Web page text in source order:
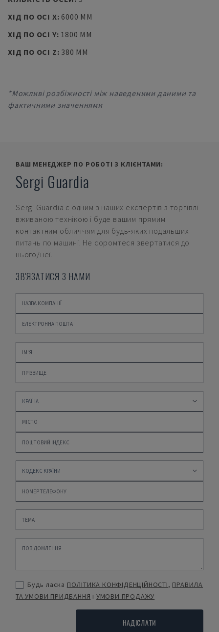
ХІД ПО ОСІ X: 6000 MM
ХІД ПО ОСІ Y: 1800 MM
ХІД ПО ОСІ Z: 380 MM
*Можливі розбіжності між наведеними даними та
фактичними значеннями
ВАШ МЕНЕДЖЕР ПО РОБОТІ З КЛІЄНТАМИ:
Sergi Guardia
Sergi Guardia є одним з наших експертів з торгівлі
вживаною технікою і буде вашим прямим
контактним обличчям для будь-яких подальших
питань по машині. Не соромтеся звертатися до
нього/неї.
ЗВ'ЯЗАТИСЯ З НАМИ
Будь ласка ПОЛІТИКА КОНФІДЕНЦІЙНОСТІ, ПРАВИЛА
ТА УМОВИ ПРИДБАННЯ і УМОВИ ПРОДАЖУ
НАДІСЛАТИ